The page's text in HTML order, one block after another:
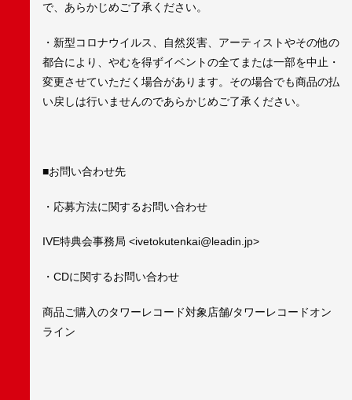
で、あらかじめご了承ください。
・新型コロナウイルス、自然災害、アーティストやその他の
都合により、やむを得ずイベントの全てまたは一部を中止・
変更させていただく場合があります。その場合でも商品の払
い戻しは行いませんのであらかじめご了承ください。
■お問い合わせ先
・応募方法に関するお問い合わせ
IVE特典会事務局 <ivetokutenkai@leadin.jp>
・CDに関するお問い合わせ
商品ご購入のタワーレコード対象店舗/タワーレコードオン
ライン